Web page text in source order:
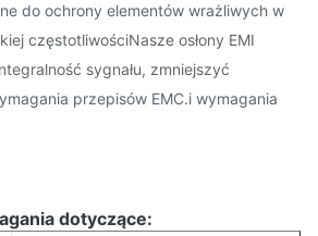
do ochrony elementów wrażliwych w
częstotliwościNasze osłony EMI
sygnału, zmniejszyć
przepisów EMC.i wymagania
dotyczące: